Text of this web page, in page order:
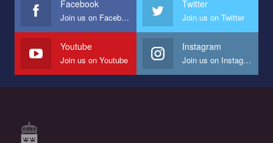
Мы просим вас поддержать нас и помочь нам реализовать
наш план по борьбе с насилием и дискриминацией на почве
СОГИ в Украине.
Все, что вам нужно сделать - это зайти на наш канал YouTube
Facebook
Join us on Facebook
Twitter
Join us on Twitter
Youtube
Join us on Youtube
Instagram
Join us on Instagram